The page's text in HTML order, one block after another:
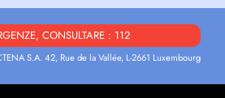
CONSULTARE : 112
S.A. 42, Rue de la Vallée, L-2661 Luxembourg